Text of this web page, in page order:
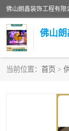
佛山朗
当前位置： 首页 >